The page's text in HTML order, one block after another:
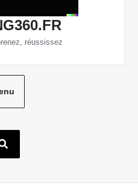
réussissez